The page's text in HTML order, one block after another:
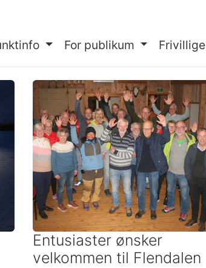
For publikum Frivillige
Entusiaster ønsker
velkommen til Flendalen